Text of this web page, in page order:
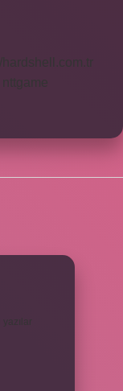
hardshell.com.tr
nttgame